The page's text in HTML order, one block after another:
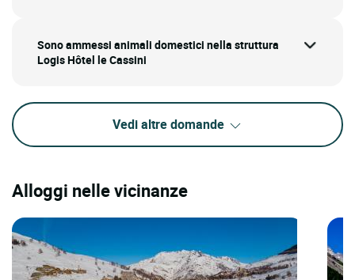
Sono ammessi animali domestici nella struttura
Logis Hôtel le Cassini
Vedi altre domande
Alloggi nelle vicinanze